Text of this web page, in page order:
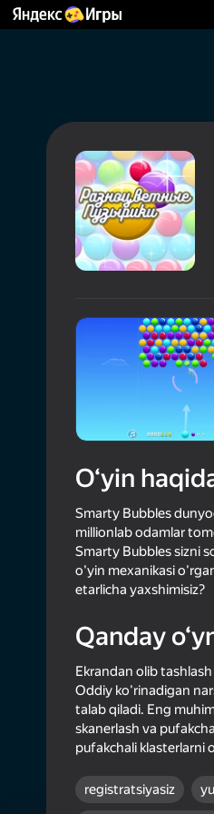
O‘yin
Smarty Bubbles
millionlab odamlar
Smarty Bubbles sizni
o'yin mexanikasi
etarlicha yaxshimisiz?
Qanday
Ekrandan olib
Oddiy ko'rinadigan
talab qiladi. Eng
skanerlash va
pufakchali klasterlarni
registratsiyasiz